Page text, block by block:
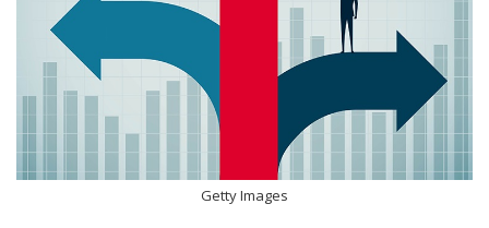
Getty Images